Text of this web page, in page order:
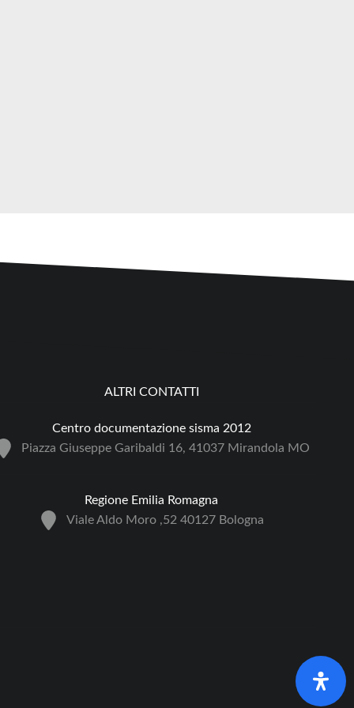
ALTRI CONTATTI
Centro documentazione sisma 2012
Piazza Giuseppe Garibaldi 16, 41037 Mirandola MO
Regione Emilia Romagna
Viale Aldo Moro ,52 40127 Bologna